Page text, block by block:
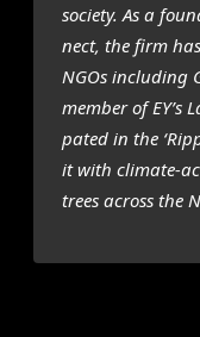
soci­e­ty. As a
nect, the firm
NGOs inclu­ding
mem­ber of
pa­ted in the
it with cli­ma­te-
trees across the